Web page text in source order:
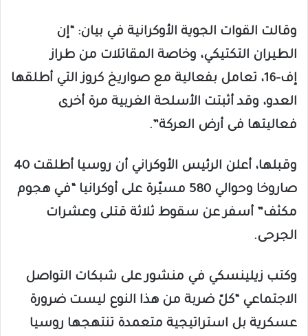
وقالت القوات الجوية الأوكرانية في بيان: “إن
الطيران التكتيكي، وخاصة المقاتلات من طراز
إف-16، تعامل بفعالية مع صواريخ كروز التي أطلقها
العدو، وقد أثبتت الأسلحة الغربية مرة أخرى
فعاليتها فى أرض العركة”.
وقبلها، أعلن الرئيس الأوكراني أن روسيا أطلقت 40
صاروخا وحوالي 580 مسيّرة على أوكرانيا “في هجوم
مكثف” أسفر عن سقوط ثلاثة قتلى وعشرات
الجرحى.
وكتب زيلينسكي في منشور على شبكات التواصل
الاجتماعي “كلّ ضربة من هذا النوع ليست ضرورة
عسكرية بل استراتيجية متعمدة تنتهجها روسيا